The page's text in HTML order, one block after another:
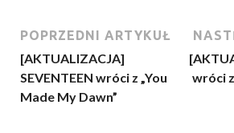
POPRZEDNI ARTYKUŁ
[AKTUALIZACJA]
SEVENTEEN wróci z „You
Made My Dawn”
wróci